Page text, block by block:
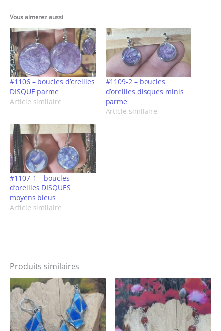
Vous aimerez aussi
#1106 – boucles d’oreilles
DISQUE parme
Article similaire
#1109-2 – boucles
d’oreilles disques minis
parme
Article similaire
#1107-1 – boucles
d’oreilles DISQUES
moyens bleus
Article similaire
Produits similaires